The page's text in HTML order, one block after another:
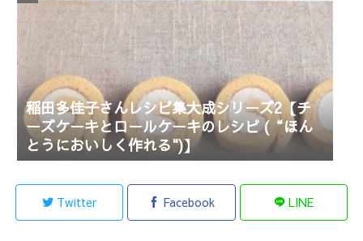
稲田多佳子さんレシピ集大成シリーズ2【チ
ーズケーキとロールケーキのレシピ (“ほん
とうにおいしく作れる")】
Twitter Facebook LINE